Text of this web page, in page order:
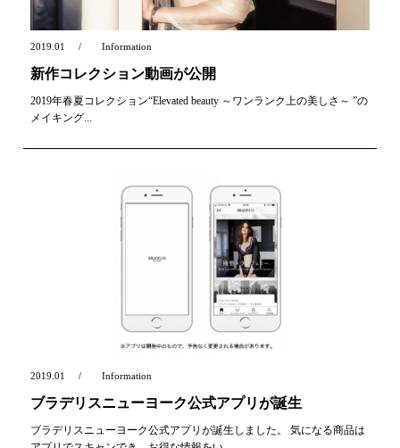
2019.01 Information
新作コレクション動画が公開
2019年春夏コレクション“Elevated beauty ～ワンランク上の美しさ～ ”の
メイキング...
2019.01 Information
ブラデリスニューヨーク公式アプリが誕生
ブラデリスニューヨーク公式アプリが誕生しました。 気になる商品は